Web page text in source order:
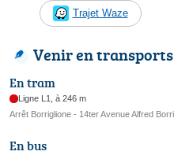
Trajet Waze
Venir en
En tram
Ligne L1, à 246 m
Arrêt Borriglione - 14ter Avenue Alfred
En bus